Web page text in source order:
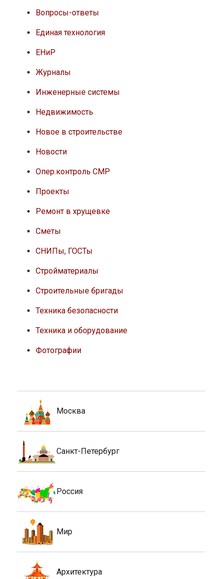
Вопросы-ответы
Единая технология
ЕНиР
Журналы
Инженерные системы
Недвижимость
Новое в строительстве
Новости
Опер.контроль СМР
Проекты
Ремонт в хрущевке
Сметы
СНИПы, ГОСТы
Стройматериалы
Строительные бригады
Техника безопасности
Техника и оборудование
Фотографии
Москва
Санкт-Петербург
Россия
Мир
Архитектура